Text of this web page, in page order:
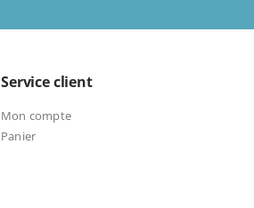
Service client
Mon compte
Panier